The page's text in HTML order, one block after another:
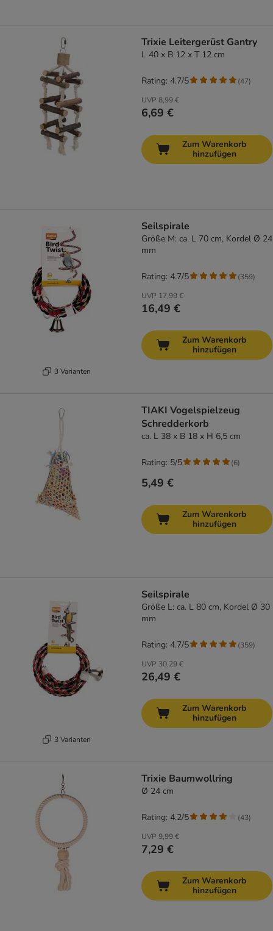
Trixie Leitergerüst Gantry
L 40 x B 12 x T 12 cm
UVP 8,99 €
6,69 €
Rating: 4.7/5 (47)
Zum Warenkorb
hinzufügen
3 Varianten
Seilspirale
Größe M: ca. L 70 cm, Kordel Ø 24
mm
UVP 17,99 €
16,49 €
Rating: 4.7/5 (359)
Zum Warenkorb
hinzufügen
TIAKI Vogelspielzeug
Schredderkorb
ca. L 38 x B 18 x H 6,5 cm
5,49 €
Rating: 5/5 (6)
Zum Warenkorb
hinzufügen
3 Varianten
Seilspirale
Größe L: ca. L 80 cm, Kordel Ø 30
mm
UVP 30,29 €
26,49 €
Rating: 4.7/5 (359)
Zum Warenkorb
hinzufügen
Trixie Baumwollring
Ø 24 cm
UVP 9,99 €
7,29 €
Rating: 4.2/5 (43)
Zum Warenkorb
hinzufügen